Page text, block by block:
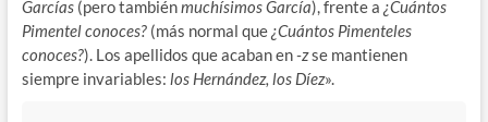
Garcías(pero tambiénmuchísimos García), frente a ¿Cuántos
Pimentel conoces?(más normal que¿Cuántos Pimenteles
conoces?). Los apellidos que acaban en-zse mantienen
siempre invariables: los Hernández, los Díez».